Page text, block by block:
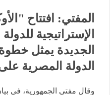
المفتي: افتتاح
الإستراتيجية
الجديدة يمثل
الدولة المصرية
وقال مفتي الجمهورية، في